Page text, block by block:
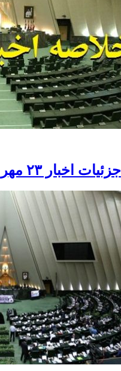
جزئیات اخبار ۲۳ مهر مجلس؛ تذکر قالیباف به نمایندگان